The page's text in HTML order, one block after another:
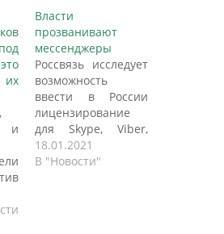
и
Власти
прозванивают
мессенджеры
Россвязь исследует
возможность
ввести в России
лицензирование
для Skype, Viber,
WhatsApp и других
сервисов, которые
18.01.2021
В "Новости"